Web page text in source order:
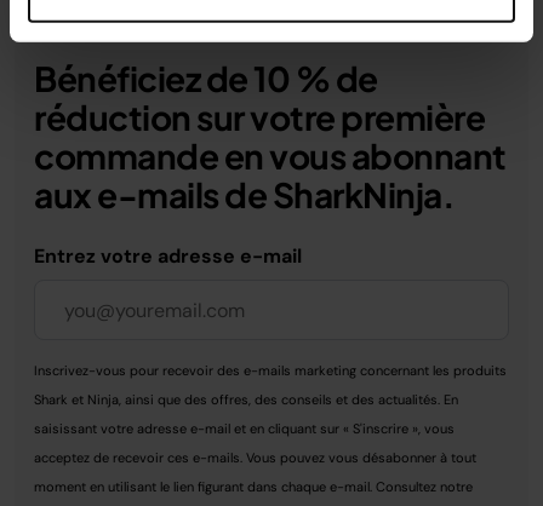
Bénéficiez de 10 % de
réduction sur votre première
commande en vous abonnant
aux e-mails de SharkNinja.
Entrez votre adresse e-mail
Inscrivez-vous pour recevoir des e-mails marketing concernant les produits
Shark et Ninja, ainsi que des offres, des conseils et des actualités. En
saisissant votre adresse e-mail et en cliquant sur « S'inscrire », vous
acceptez de recevoir ces e-mails. Vous pouvez vous désabonner à tout
moment en utilisant le lien figurant dans chaque e-mail. Consultez notre